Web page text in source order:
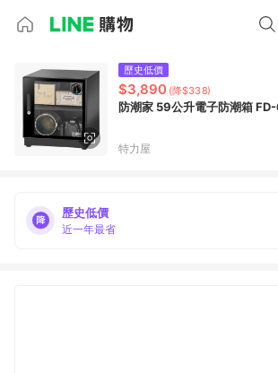
歷史低價
$3,890 (降$338)
防潮家 59公升電子防潮箱
特力屋
歷史低價
近一年最省